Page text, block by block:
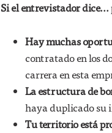
Si el entrevistador dice...
Hay muchas
contratado en los
carrera en esta
La estructura de
haya duplicado su
Tu territorio está